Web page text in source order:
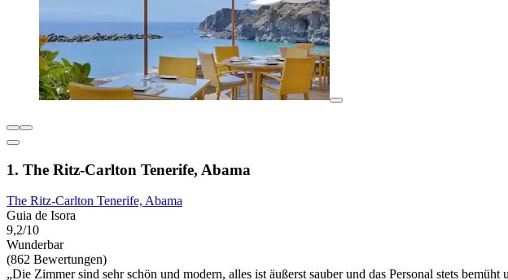
1. The Ritz-Carlton Tenerife, Abama
The Ritz-Carlton Tenerife, Abama
Guia de Isora
9,2/10
Wunderbar
(862 Bewertungen)
„Die Zimmer sind sehr schön und modern, alles ist äußerst sauber und das Personal stets